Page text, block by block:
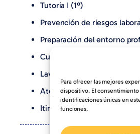
Para ofrecer las mejores
dispositivo. El
identificaciones únicas en
funciones.
Tutoría I (1º)
Prevención de riesgos
Preparación del entorno
Cuidados estéticos básicos
Lavado y cambios de forma
Atención al cliente (1º)
Itinerario personal para la